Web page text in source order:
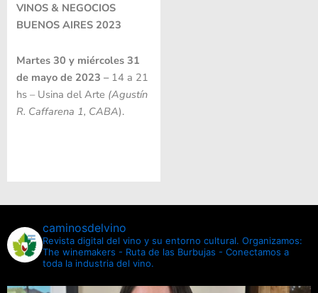
VINOS & NEGOCIOS
BUENOS AIRES 2023
Martes 30 y miércoles 31
de mayo de 2023 – 14 a 21
hs – Usina del Arte (Agustín
R. Caffarena 1, CABA).
caminosdelvino
Revista digital del vino y su entorno cultural. Organizamos:
The winemakers - Ruta de las Burbujas - Conectamos a
toda la industria del vino.